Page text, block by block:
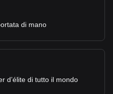
di mano
d’élite di tutto il mondo